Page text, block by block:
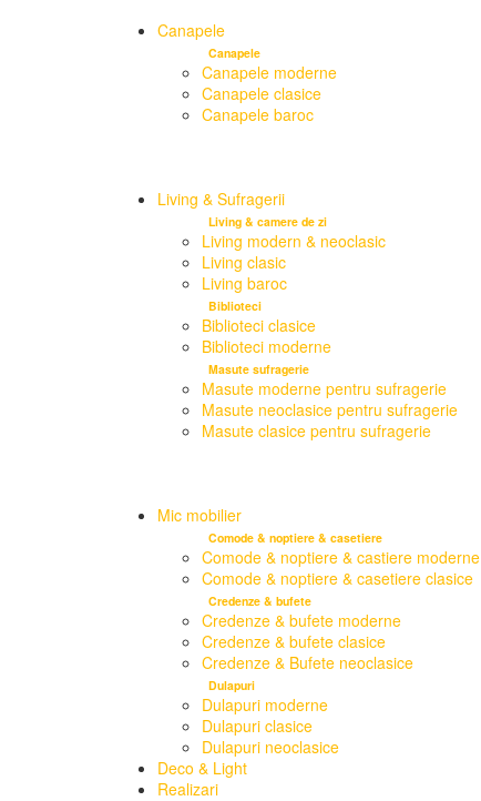
Canapele
Canapele
Canapele moderne
Canapele clasice
Canapele baroc
Living & Sufragerii
Living & camere de zi
Living modern & neoclasic
Living clasic
Living baroc
Biblioteci
Biblioteci clasice
Biblioteci moderne
Masute sufragerie
Masute moderne pentru sufragerie
Masute neoclasice pentru sufragerie
Masute clasice pentru sufragerie
Mic mobilier
Comode & noptiere & casetiere
Comode & noptiere & castiere moderne
Comode & noptiere & casetiere clasice
Credenze & bufete
Credenze & bufete moderne
Credenze & bufete clasice
Credenze & Bufete neoclasice
Dulapuri
Dulapuri moderne
Dulapuri clasice
Dulapuri neoclasice
Deco & Light
Realizari